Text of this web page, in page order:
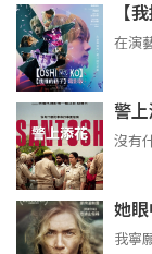
【
在演
警
沒有
她
我寧